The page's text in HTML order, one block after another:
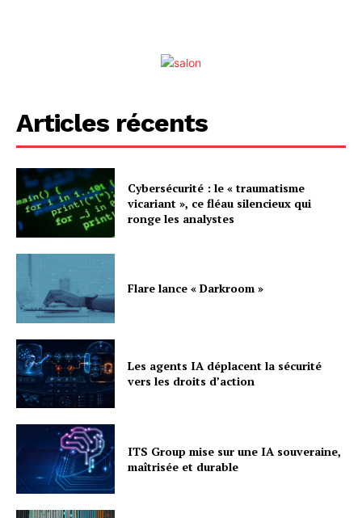
Articles récents
Cybersécurité : le « traumatisme
vicariant », ce fléau silencieux qui
ronge les analystes
Flare lance « Darkroom »
Les agents IA déplacent la sécurité
vers les droits d’action
ITS Group mise sur une IA souveraine,
maîtrisée et durable